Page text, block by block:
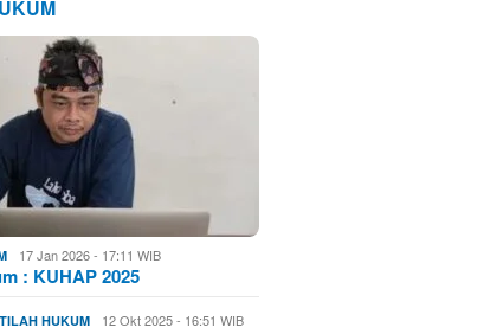
17 Jan 2026 - 17:11 WIB
: KUHAP 2025
HUKUM 12 Okt 2025 - 16:51 WIB